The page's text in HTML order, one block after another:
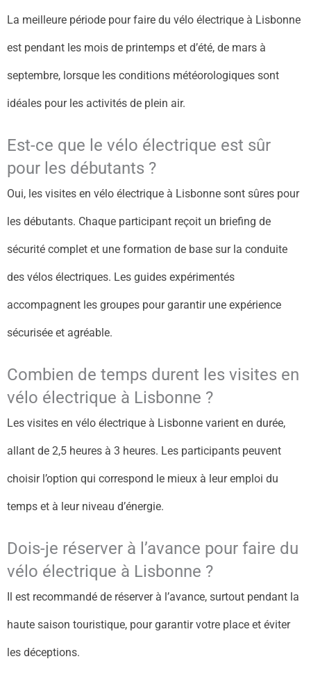
La meilleure période pour faire du vélo électrique à Lisbonne
est pendant les mois de printemps et d’été, de mars à
septembre, lorsque les conditions météorologiques sont
idéales pour les activités de plein air.
Est-ce que le vélo électrique est sûr
pour les débutants ?
Oui, les visites en vélo électrique à Lisbonne sont sûres pour
les débutants. Chaque participant reçoit un briefing de
sécurité complet et une formation de base sur la conduite
des vélos électriques. Les guides expérimentés
accompagnent les groupes pour garantir une expérience
sécurisée et agréable.
Combien de temps durent les visites en
vélo électrique à Lisbonne ?
Les visites en vélo électrique à Lisbonne varient en durée,
allant de 2,5 heures à 3 heures. Les participants peuvent
choisir l’option qui correspond le mieux à leur emploi du
temps et à leur niveau d’énergie.
Dois-je réserver à l’avance pour faire du
vélo électrique à Lisbonne ?
Il est recommandé de réserver à l’avance, surtout pendant la
haute saison touristique, pour garantir votre place et éviter
les déceptions.